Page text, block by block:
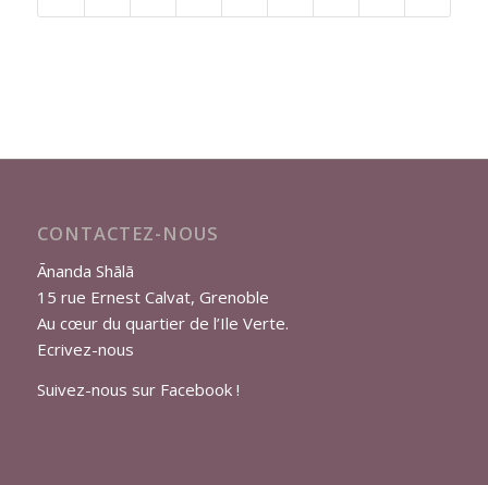
CONTACTEZ-NOUS
Ānanda Shālā
15 rue Ernest Calvat, Grenoble
Au cœur du quartier de l’Ile Verte.
Ecrivez-nous
Suivez-nous sur Facebook !